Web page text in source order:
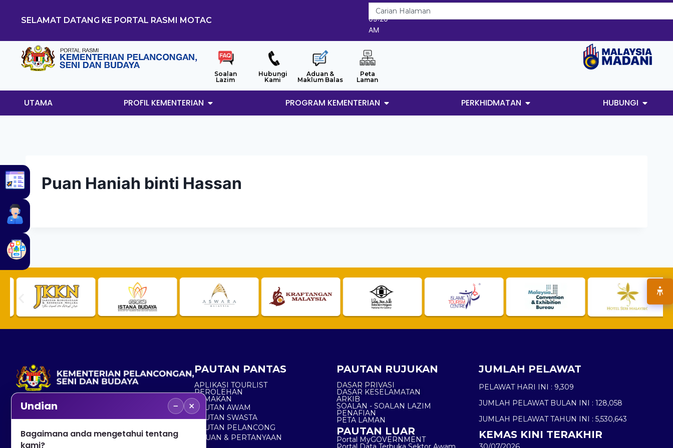
SELAMAT DATANG KE PORTAL RASMI MOTAC
8/8/2026
09:20
AM
Soalan
Lazim
Hubungi
Kami
Aduan &
Maklum Balas
Peta
Laman
UTAMA PROFIL KEMENTERIAN PROGRAM KEMENTERIAN PERKHIDMATAN HUBUNGI
Puan Haniah binti Hassan
No. 2, Menara 1, Jalan P5/6, Presint 5,
+603 8000 8000
PAUTAN PANTAS
APLIKASI TOURLIST
PEROLEHAN
SEMAKAN
PAUTAN AWAM
PAUTAN SWASTA
PAUTAN PELANCONG
ADUAN & PERTANYAAN
PAUTAN RUJUKAN
DASAR PRIVASI
DASAR KESELAMATAN
ARKIB
SOALAN - SOALAN LAZIM
PENAFIAN
PETA LAMAN
PAUTAN LUAR
Portal MyGOVERNMENT
JUMLAH PELAWAT
PELAWAT HARI INI : 9,309
JUMLAH PELAWAT BULAN INI : 128,058
JUMLAH PELAWAT TAHUN INI : 5,530,643
KEMAS KINI TERAKHIR
Undian − ×
Bagaimana anda mengetahui tentang
kami?